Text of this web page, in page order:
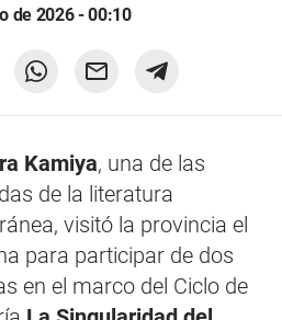
de 2026 - 00:10
Kamiya, una de las
de la literatura
visitó la provincia el
para participar de dos
en el marco del Ciclo de